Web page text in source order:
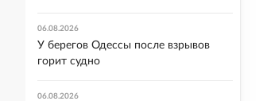
06.08.2026
У берегов Одессы после взрывов
горит судно
06.08.2026